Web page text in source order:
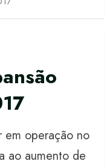
em operação no
ao aumento de